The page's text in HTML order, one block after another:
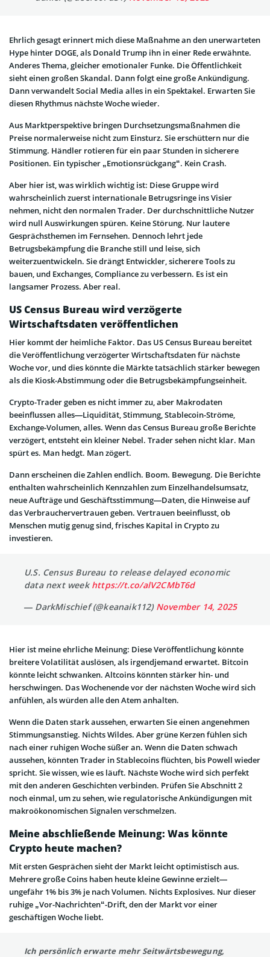
Ehrlich gesagt erinnert mich diese Maßnahme an den unerwarteten
Hype hinter DOGE, als Donald Trump ihn in einer Rede erwähnte.
Anderes Thema, gleicher emotionaler Funke. Die Öffentlichkeit
sieht einen großen Skandal. Dann folgt eine große Ankündigung.
Dann verwandelt Social Media alles in ein Spektakel. Erwarten Sie
diesen Rhythmus nächste Woche wieder.
Aus Marktperspektive bringen Durchsetzungsmaßnahmen die
Preise normalerweise nicht zum Einsturz. Sie erschüttern nur die
Stimmung. Händler rotieren für ein paar Stunden in sicherere
Positionen. Ein typischer „Emotionsrückgang“. Kein Crash.
Aber hier ist, was wirklich wichtig ist: Diese Gruppe wird
wahrscheinlich zuerst internationale Betrugsringe ins Visier
nehmen, nicht den normalen Trader. Der durchschnittliche Nutzer
wird null Auswirkungen spüren. Keine Störung. Nur lautere
Gesprächsthemen im Fernsehen. Dennoch lehrt jede
Betrugsbekämpfung die Branche still und leise, sich
weiterzuentwickeln. Sie drängt Entwickler, sicherere Tools zu
bauen, und Exchanges, Compliance zu verbessern. Es ist ein
langsamer Prozess. Aber real.
US Census Bureau wird verzögerte
Wirtschaftsdaten veröffentlichen
Hier kommt der heimliche Faktor. Das US Census Bureau bereitet
die Veröffentlichung verzögerter Wirtschaftsdaten für nächste
Woche vor, und dies könnte die Märkte tatsächlich stärker bewegen
als die Kiosk-Abstimmung oder die Betrugsbekämpfungseinheit.
Crypto-Trader geben es nicht immer zu, aber Makrodaten
beeinflussen alles—Liquidität, Stimmung, Stablecoin-Ströme,
Exchange-Volumen, alles. Wenn das Census Bureau große Berichte
verzögert, entsteht ein kleiner Nebel. Trader sehen nicht klar. Man
spürt es. Man hedgt. Man zögert.
Dann erscheinen die Zahlen endlich. Boom. Bewegung. Die Berichte
enthalten wahrscheinlich Kennzahlen zum Einzelhandelsumsatz,
neue Aufträge und Geschäftsstimmung—Daten, die Hinweise auf
das Verbrauchervertrauen geben. Vertrauen beeinflusst, ob
Menschen mutig genug sind, frisches Kapital in Crypto zu
investieren.
U.S. Census Bureau to release delayed economic
data next weekhttps://t.co/alV2CMbT6d
— DarkMischief (@keanaik112) November 14, 2025
Hier ist meine ehrliche Meinung: Diese Veröffentlichung könnte
breitere Volatilität auslösen, als irgendjemand erwartet. Bitcoin
könnte leicht schwanken. Altcoins könnten stärker hin- und
herschwingen. Das Wochenende vor der nächsten Woche wird sich
anfühlen, als würden alle den Atem anhalten.
Wenn die Daten stark aussehen, erwarten Sie einen angenehmen
Stimmungsanstieg. Nichts Wildes. Aber grüne Kerzen fühlen sich
nach einer ruhigen Woche süßer an. Wenn die Daten schwach
aussehen, könnten Trader in Stablecoins flüchten, bis Powell wieder
spricht. Sie wissen, wie es läuft. Nächste Woche wird sich perfekt
mit den anderen Geschichten verbinden. Prüfen Sie Abschnitt 2
noch einmal, um zu sehen, wie regulatorische Ankündigungen mit
makroökonomischen Signalen verschmelzen.
Meine abschließende Meinung: Was könnte
Crypto heute machen?
Mit ersten Gesprächen sieht der Markt leicht optimistisch aus.
Mehrere große Coins haben heute kleine Gewinne erzielt—
ungefähr 1% bis 3% je nach Volumen. Nichts Explosives. Nur dieser
ruhige „Vor-Nachrichten“-Drift, den der Markt vor einer
geschäftigen Woche liebt.
Ich persönlich erwarte mehr Seitwärtsbewegung,